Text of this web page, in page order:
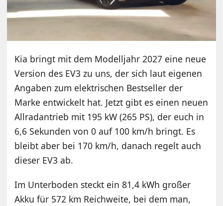
Kia bringt mit dem Modelljahr 2027 eine neue
Version des EV3 zu uns, der sich laut eigenen
Angaben zum elektrischen Bestseller der
Marke entwickelt hat. Jetzt gibt es einen neuen
Allradantrieb mit 195 kW (265 PS), der euch in
6,6 Sekunden von 0 auf 100 km/h bringt. Es
bleibt aber bei 170 km/h, danach regelt auch
dieser EV3 ab.
Im Unterboden steckt ein 81,4 kWh großer
Akku für 572 km Reichweite, bei dem man,